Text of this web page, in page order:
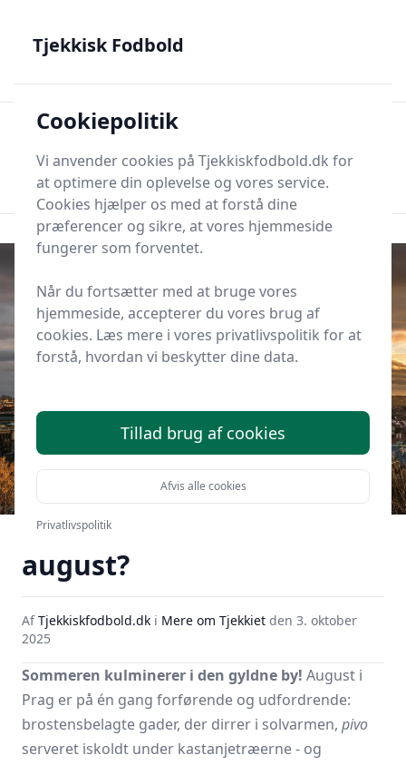
dansk
Søg nu
Hvordan er vejret i Prag i
august?
AfTjekkiskfodbold.dk i Mere om Tjekkiet den 3. oktober
2025
Sommeren kulminerer i den gyldne by! August i
Prag er på én gang forførende og udfordrende:
brostensbelagte gader, der dirrer i solvarmen, pivo
serveret iskoldt under kastanjetræerne - og
Tjekkisk Fodbold
Cookiepolitik
Vi anvender cookies på Tjekkiskfodbold.dk for
at optimere din oplevelse og vores service.
Cookies hjælper os med at forstå dine
præferencer og sikre, at vores hjemmeside
fungerer som forventet.
Når du fortsætter med at bruge vores
hjemmeside, accepterer du vores brug af
cookies. Læs mere i vores privatlivspolitik for at
forstå, hvordan vi beskytter dine data.
Tillad brug af cookies
Afvis alle cookies
Privatlivspolitik